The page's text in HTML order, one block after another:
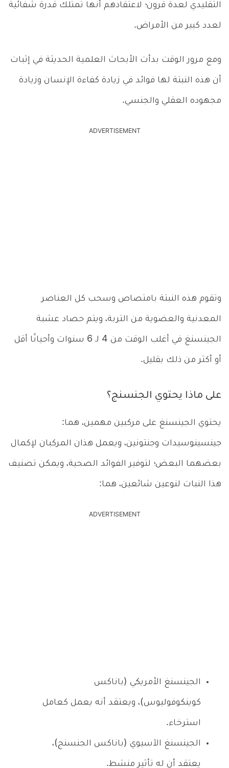
التقليدي لعدة قرون؛ لاعتقادهم أنها تمتلك قدرة شفائية
لعدد كبير من الأمراض.
ومع مرور الوقت بدأت الأبحاث العلمية الحديثة في إثبات
أن هذه النبتة لها فوائد في زيادة كفاءة الإنسان وزيادة
مجهوده العقلي والجنسي.
ADVERTISEMENT
وتقوم هذه النبتة بامتصاص وسحب كل العناصر
المعدنية والعضوية من التربة، ويتم حصاد عشبة
الجينسنغ في أغلب الوقت من 4 لـ 6 سنوات وأحيانًا أقل
أو أكثر من ذلك بقليل.
على ماذا يحتوي الجنسنج؟
يحتوي الجينسنغ على مركبين مهمين، هما:
جينسينوسيدات وجنتونين، ويعمل هذان المركبان لإكمال
بعضهما البعض؛ لتوفير الفوائد الصحية، ويمكن تصنيف
هذا النبات لنوعين شائعين، هما:
ADVERTISEMENT
الجينسنغ الأمريكي (باناكس
كوينكوفوليوس)، ويعتقد أنه يعمل كعامل
استرخاء.
الجينسنغ الآسيوي (باناكس الجنسنج)،
يعتقد أن له تأثير منشط.